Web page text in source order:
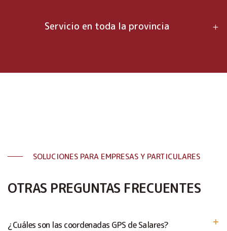
Servicio en toda la provincia
SOLUCIONES PARA EMPRESAS Y PARTICULARES
OTRAS PREGUNTAS FRECUENTES
¿Cuáles son las coordenadas GPS de Salares?